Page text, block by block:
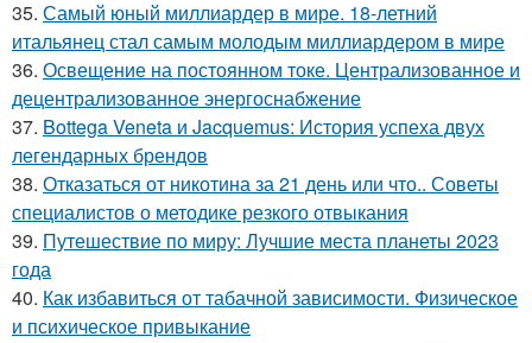
35. Самый юный миллиардер в мире. 18-летний
итальянец стал самым молодым миллиардером в мире
36. Освещение на постоянном токе. Централизованное и
децентрализованное энергоснабжение
37. Bottega Veneta и Jacquemus: История успеха двух
легендарных брендов
38. Отказаться от никотина за 21 день или что.. Советы
специалистов о методике резкого отвыкания
39. Путешествие по миру: Лучшие места планеты 2023
года
40. Как избавиться от табачной зависимости. Физическое
и психическое привыкание